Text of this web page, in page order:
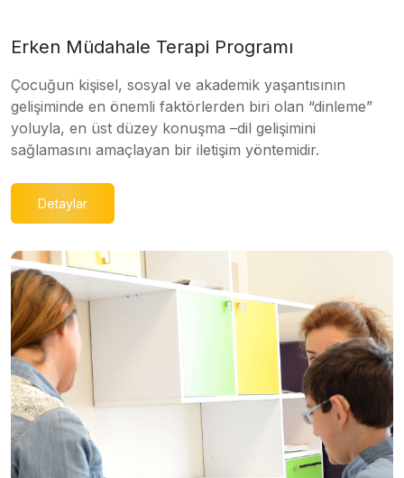
Erken Müdahale Terapi Programı
Çocuğun kişisel, sosyal ve akademik yaşantısının
gelişiminde en önemli faktörlerden biri olan “dinleme”
yoluyla, en üst düzey konuşma –dil gelişimini
sağlamasını amaçlayan bir iletişim yöntemidir.
Detaylar